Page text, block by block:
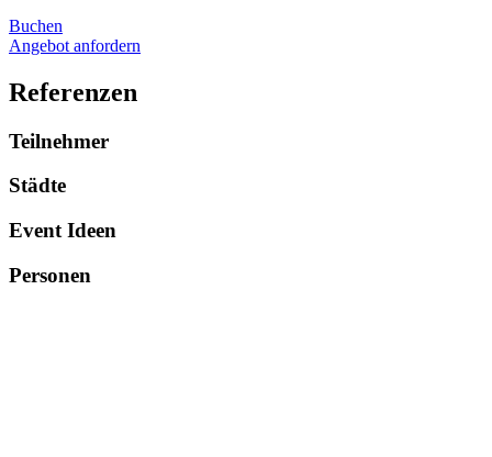
Buchen
Angebot anfordern
Referenzen
Teilnehmer
Städte
Event Ideen
Personen